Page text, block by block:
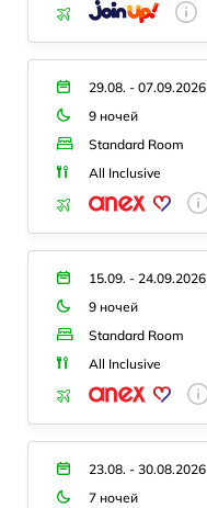
29.08. - 07.09.2026
9 ночей
Standard Room
All Inclusive
15.09. - 24.09.2026
9 ночей
Standard Room
All Inclusive
23.08. - 30.08.2026
7 ночей